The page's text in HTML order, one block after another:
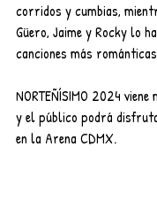
corridos y cumbias,
Güero, Jaime y Rocky lo
canciones más
NORTEÑÍSIMO 2024 viene
y el público podrá
en la Arena CDMX.